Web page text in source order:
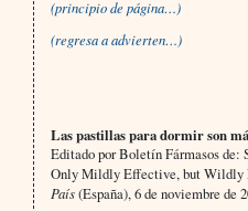
(principio de página…)
(regresa a advierten…)
Las pastillas para dormir son
Editado por Boletín Fármasos de:
Only Mildly Effective, but Wildly
País(España), 6 de noviembre de